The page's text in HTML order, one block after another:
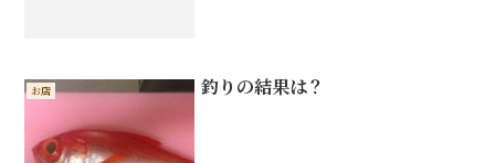
お店 釣りの結果は？